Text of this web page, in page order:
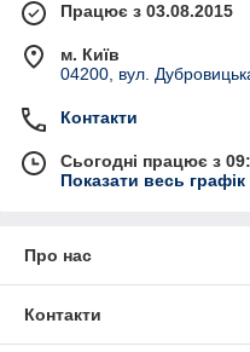
Працює з 03.08.2015
м. Київ
04200, вул.
Контакти
Сьогодні працює з
Показати весь
Про нас
Контакти